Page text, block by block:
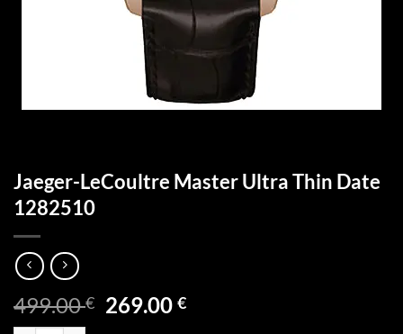
Jaeger-LeCoultre Master Ultra Thin Date
1282510
499.00€ Ursprünglicher
269.00€Aktueller